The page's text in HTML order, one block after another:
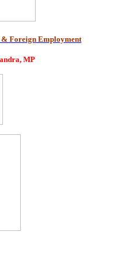
Foreign Employment
MP